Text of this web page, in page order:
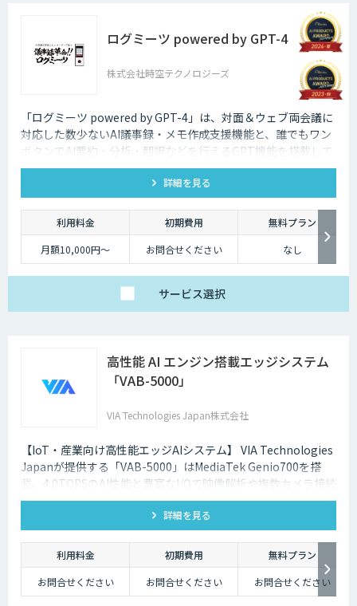
ログミーツ powered by GPT-4
株式会社時空テクノロジーズ
「ログミーツ powered by GPT-4」は、対面＆ウェブ両会議に
対応した数少ないAI議事録・メモ作成支援機能と、誰でもワン
ボタンでAI要約・分析・翻訳などを行えるGPT機能を搭載して
いる、最強会議支援ツールです。
詳細を見る
利用料金 初期費用
無料プラン
月額10,000円～
お問合せください なし
サービス選択
高性能 AI エンジン搭載エッジシステム
「VAB-5000」
VIA Technologies Japan株式会社
【IoT・産業向け高性能エッジAIシステム】 VIA Technologies
Japanが提供する「VAB-5000」はMediaTek Genio700を搭
載。4.0TOPSのAI性能と豊富なI/Oで映像解析や複数カメラ接続
に対応し、低消消費電力かつ小型で柔軟な設置が可能です。
詳細を見る
利用料金 初期費用
無料プラン
お問合せください
お問合せください お問合せください